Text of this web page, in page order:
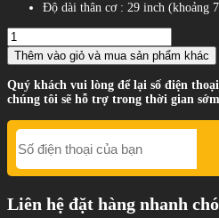
Độ dài thân cơ : 29 inch (khoảng
Thêm vào giỏ và mua sản phẩm khác
Quý khách vui lòng để lại số điện
chúng tôi sẽ hỗ trợ trong thời gian
Liên hệ đặt hàng nhanh